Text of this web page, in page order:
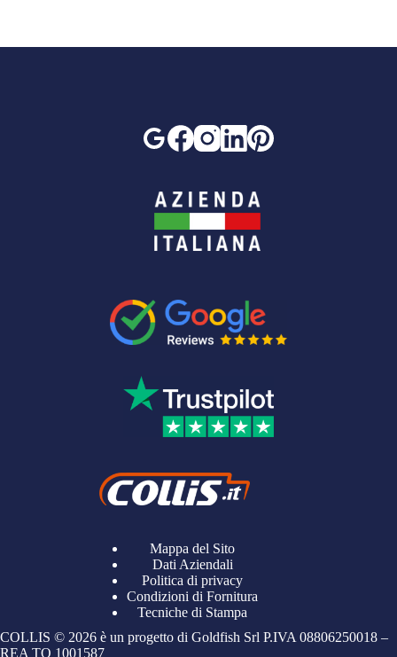
Mappa del Sito
Dati Aziendali
Politica di privacy
Condizioni di Fornitura
Tecniche di Stampa
COLLIS © 2026 è un progetto di Goldfish Srl P.IVA 08806250018 –
REA TO 1001587